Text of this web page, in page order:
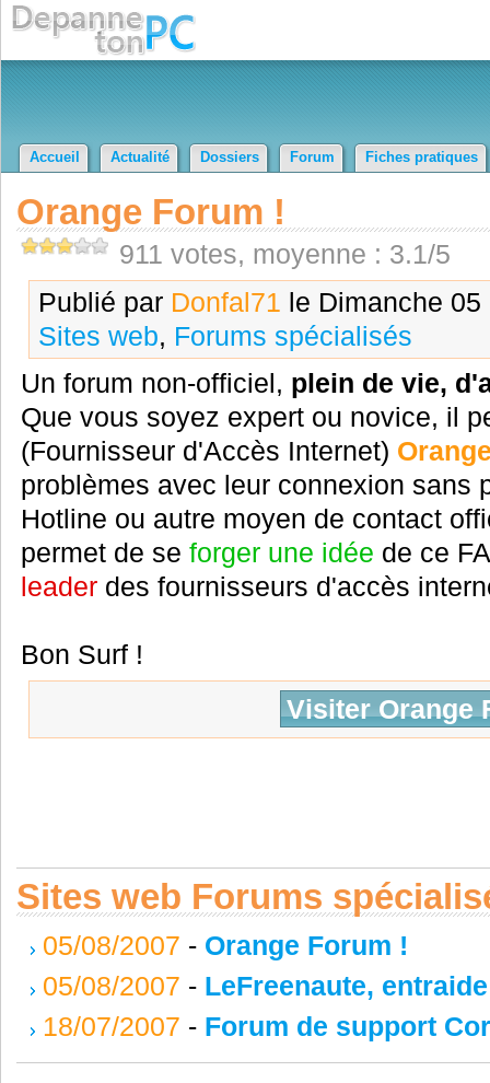
Accueil Actualité Dossiers Forum Fiches pratiques
Orange Forum !
911 votes, moyenne : 3.1/5
Publié par Donfal71 le Dimanche
Sites web, Forums spécialisés
Un forum non-officiel, plein de vie,
Que vous soyez expert ou novice, il
(Fournisseur d'Accès Internet)
problèmes avec leur connexion sans
Hotline ou autre moyen de contact
permet de se forger une idée de ce
leaderdes fournisseurs d'accès
Bon Surf !
Visiter Orange
Sites web Forums
05/08/2007 - Orange Forum !
05/08/2007 - LeFreenaute,
18/07/2007 - Forum de support